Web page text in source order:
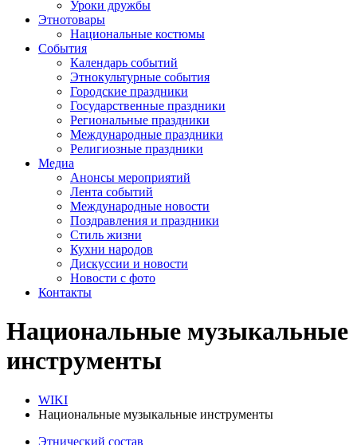
Уроки дружбы
Этнотовары
Национальные костюмы
События
Календарь событий
Этнокультурные события
Городские праздники
Государственные праздники
Региональные праздники
Международные праздники
Религиозные праздники
Медиа
Анонсы мероприятий
Лента событий
Международные новости
Поздравления и праздники
Cтиль жизни
Кухни народов
Дискуссии и новости
Новости с фото
Контакты
Национальные музыкальные
инструменты
WIKI
Национальные музыкальные инструменты
Этнический состав